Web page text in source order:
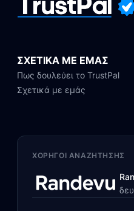
ΣΧΕΤΙΚΑ ΜΕ ΕΜΑΣ
Πως δουλεύει το TrustPal
Σχετικά με εμάς
ΧΟΡΗΓΟΊ ΑΝΑΖΉΤΗΣΗΣ